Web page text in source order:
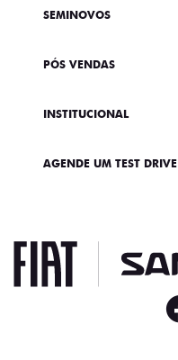
SEMINOVOS
PÓS VENDAS
INSTITUCIONAL
AGENDE UM TEST DRIVE